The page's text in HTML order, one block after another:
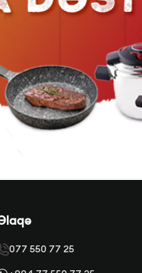
077 550 77 25